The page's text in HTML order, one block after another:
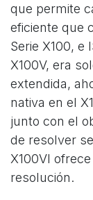
que permite
eficiente que
Serie X100, e
X100V, era
extendida,
nativa en el
junto con el
de resolver
X100VI
resolución.